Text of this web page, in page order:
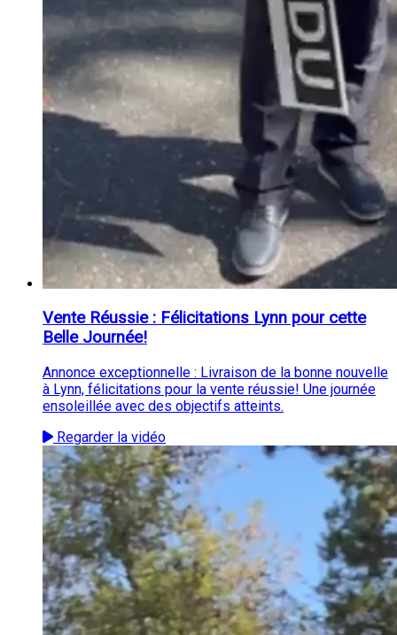
Vente Réussie : Félicitations Lynn pour cette
Belle Journée!
Annonce exceptionnelle : Livraison de la bonne nouvelle
à Lynn, félicitations pour la vente réussie! Une journée
ensoleillée avec des objectifs atteints.
Regarder la vidéo